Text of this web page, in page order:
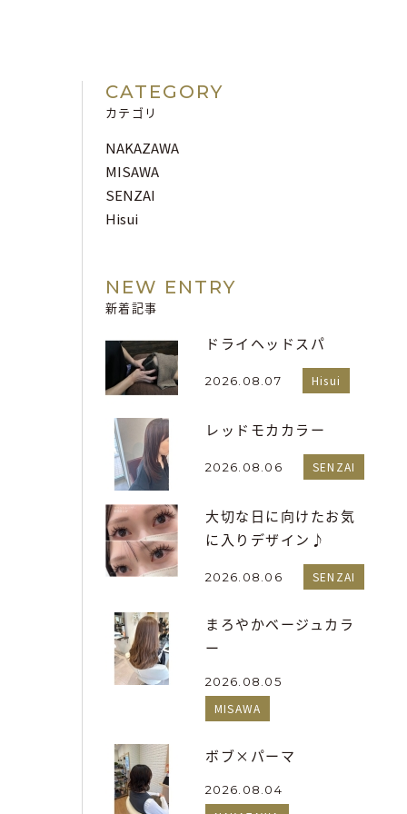
CATEGORY
カテゴリ
NAKAZAWA
MISAWA
SENZAI
Hisui
NEW ENTRY
新着記事
ドライヘッドスパ
2026.08.07 Hisui
レッドモカカラー
2026.08.06 SENZAI
大切な日に向けたお気
に入りデザイン♪
2026.08.06 SENZAI
まろやかベージュカラ
ー
2026.08.05
MISAWA
ボブ×パーマ
2026.08.04